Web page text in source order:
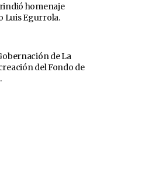
rindió homenaje
Luis Egurrola.
de La
del Fondo de